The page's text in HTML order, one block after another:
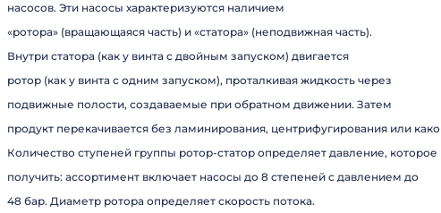
насосов. Эти насосы характеризуются наличием
«ротора» (вращающаяся часть) и «статора» (неподвижная часть).
Внутри статора (как у винта с двойным запуском) двигается
ротор (как у винта с одним запуском), проталкивая жидкость через
подвижные полости, создаваемые при обратном движении. Затем
продукт перекачивается без ламинирования, центрифугирования или
Количество ступеней группы ротор-статор определяет давление,
получить: ассортимент включает насосы до 8 степеней с давлением до
48 бар. Диаметр ротора определяет скорость потока.